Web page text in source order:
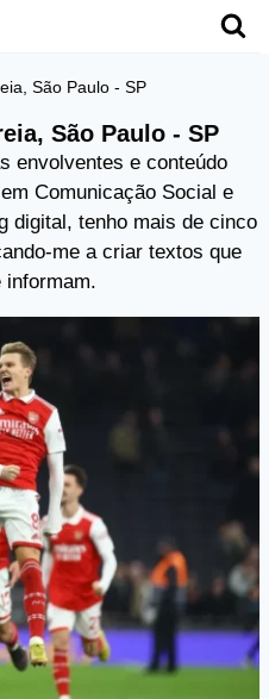
São Paulo - SP
São Paulo - SP
envolventes e conteúdo
Comunicação Social e
digital, tenho mais de cinco
me a criar textos que
informam.